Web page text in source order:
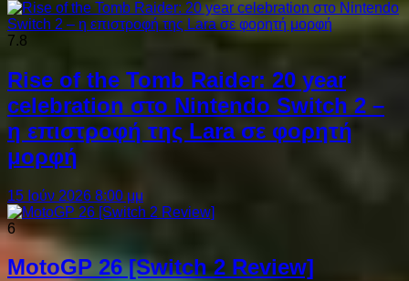
7.8
Rise of the Tomb Raider: 20 year
celebration στο Nintendo Switch 2 –
η επιστροφή της Lara σε φορητή
μορφή
15 Ιούν 2026 8:00 μμ
6
MotoGP 26 [Switch 2 Review]